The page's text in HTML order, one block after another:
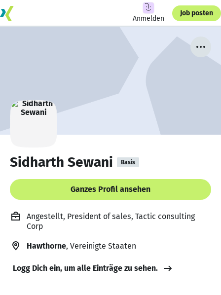
Anmelden
Job posten
Sidharth Sewani Basis
Ganzes Profil ansehen
Angestellt, President of sales, Tactic consulting
Corp
Hawthorne, Vereinigte Staaten
Logg Dich ein, um alle Einträge zu sehen.